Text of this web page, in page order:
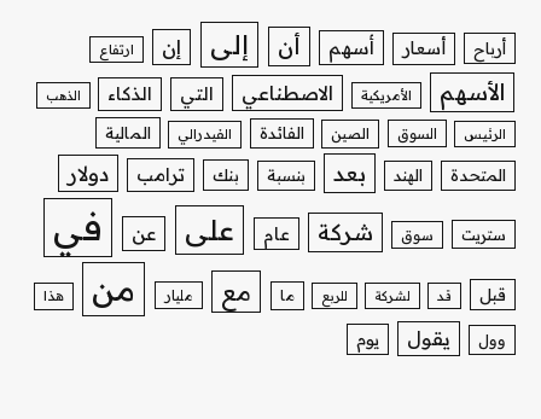
أرباح أسعار أسهم أن إلى إن ارتفاع
الأسهم الأمريكية الاصطناعي التي الذكاء الذهب
الرئيس السوق الصين الفائدة الفيدرالي المالية
المتحدة الهند بعد بنسبة بنك ترامب دولار
ستريت سوق شركة عام على عن في
قبل قد لشركة للربع ما مع مليار من هذا
وول يقول يوم